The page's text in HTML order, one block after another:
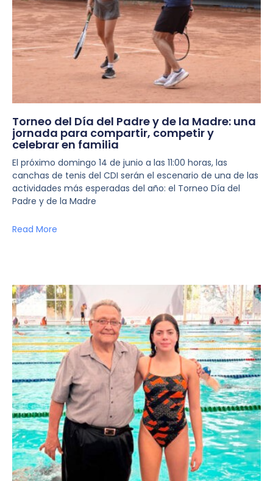
Torneo del Día del Padre y de la Madre: una
jornada para compartir, competir y
celebrar en familia
El próximo domingo 14 de junio a las 11:00 horas, las
canchas de tenis del CDI serán el escenario de una de las
actividades más esperadas del año: el Torneo Día del
Padre y de la Madre
Read More